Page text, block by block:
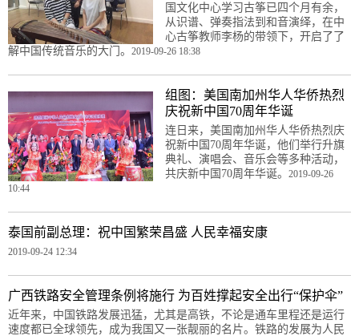
国文化中心学习古筝已四个月有余，
从识谱、弹奏指法到和音演绎，在中
心古筝教师李杨的带领下，开启了了
解中国传统音乐的大门。 2019-09-26 18:38
组图：美国南加州华人华侨热烈
庆祝新中国70周年华诞
连日来，美国南加州华人华侨热烈庆
祝新中国70周年华诞，他们举行升旗
典礼、演唱会、音乐会等多种活动，
共庆新中国70周年华诞。 2019-09-26
10:44
泰国前副总理：祝中国繁荣昌盛 人民幸福安康
2019-09-24 12:34
广西铁路安全管理条例将施行 为百姓撑起安全出行“保护伞”
近年来，中国铁路发展迅猛，尤其是高铁，不论是通车里程还是运行
速度都已全球领先，成为我国又一张靓丽的名片。铁路的发展为人民